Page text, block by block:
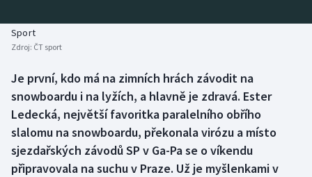
Biatlon
Box
Curling
Dostihy
Aplikace ČT sport
Sport
Zdroj: ČT sport
Je první, kdo má na zimních hrách závodit na
snowboardu i na lyžích, a hlavně je zdravá. Ester
Ledecká, největší favoritka paralelního obřího
slalomu na snowboardu, překonala virózu a místo
sjezdařských závodů SP v Ga-Pa se o víkendu
připravovala na suchu v Praze. Už je myšlenkami v